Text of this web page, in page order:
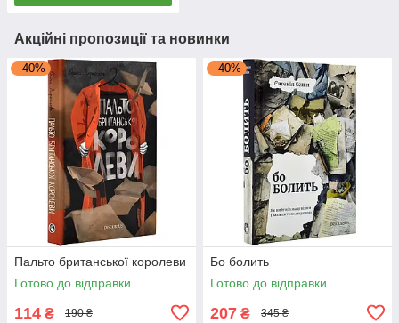
Акційні пропозиції та новинки
–40%
Пальто британської королеви
Готово до відправки
114 ₴ 190 ₴
–40%
Бо болить
Готово до відправки
207 ₴ 345 ₴